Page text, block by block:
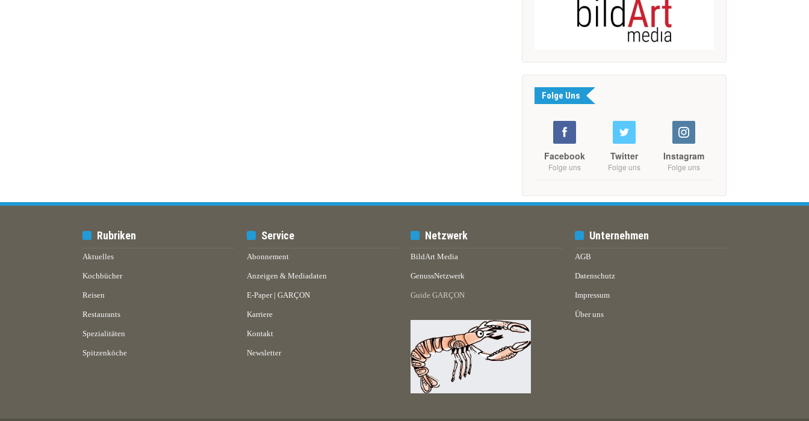
Folge Uns
Facebook
Folge uns
Twitter
Folge uns
Instagram
Folge uns
Rubriken
Aktuelles
Kochbücher
Reisen
Restaurants
Spezialitäten
Spitzenköche
Service
Abonnement
Anzeigen & Mediadaten
E-Paper | GARÇON
Karriere
Kontakt
Newsletter
Netzwerk
BildArt Media
GenussNetzwerk
Guide GARÇON
Unternehmen
AGB
Datenschutz
Impressum
Über uns